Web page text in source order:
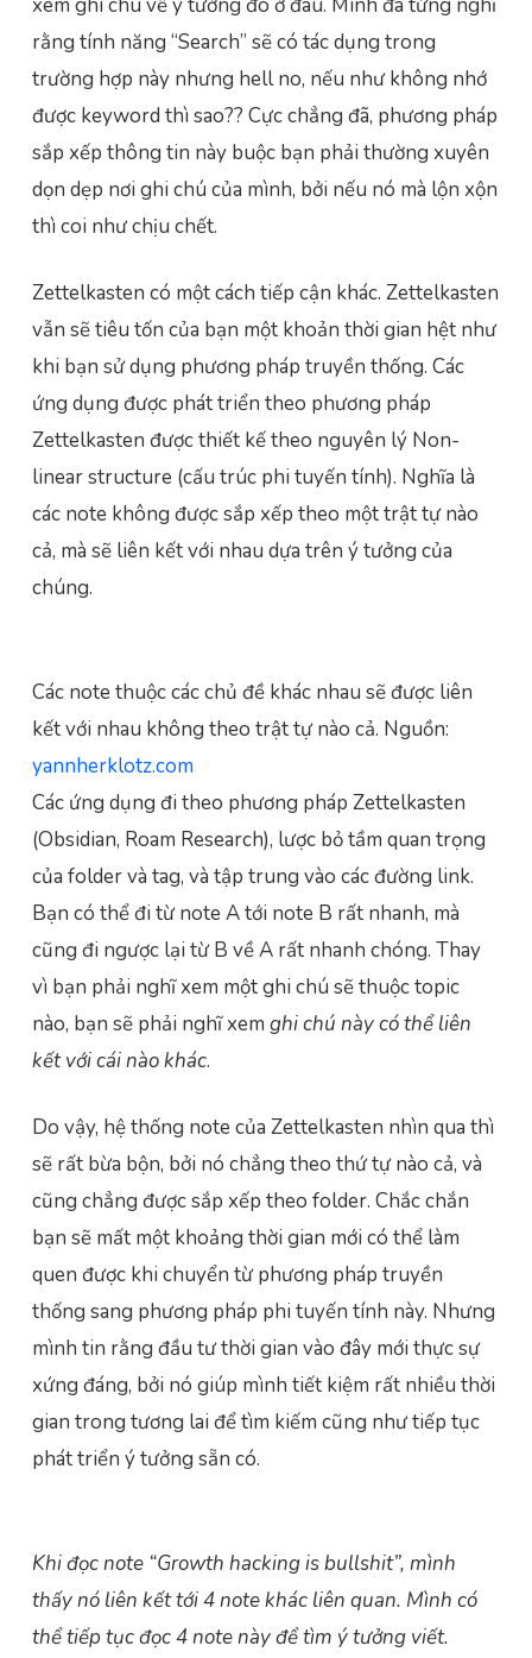
rằng tính năng “Search” sẽ có tác dụng trong
trường hợp này nhưng hell no, nếu như không nhớ
được keyword thì sao?? Cực chẳng đã, phương pháp
sắp xếp thông tin này buộc bạn phải thường xuyên
dọn dẹp nơi ghi chú của mình, bởi nếu nó mà lộn xộn
thì coi như chịu chết.
Zettelkasten có một cách tiếp cận khác. Zettelkasten
vẫn sẽ tiêu tốn của bạn một khoản thời gian hệt như
khi bạn sử dụng phương pháp truyền thống. Các
ứng dụng được phát triển theo phương pháp
Zettelkasten được thiết kế theo nguyên lý Non-
linear structure (cấu trúc phi tuyến tính). Nghĩa là
các note không được sắp xếp theo một trật tự nào
cả, mà sẽ liên kết với nhau dựa trên ý tưởng của
chúng.
Các note thuộc các chủ đề khác nhau sẽ được liên
kết với nhau không theo trật tự nào cả. Nguồn:
yannherklotz.com
Các ứng dụng đi theo phương pháp Zettelkasten
(Obsidian, Roam Research), lược bỏ tầm quan trọng
của folder và tag, và tập trung vào các đường link.
Bạn có thể đi từ note A tới note B rất nhanh, mà
cũng đi ngược lại từ B về A rất nhanh chóng. Thay
vì bạn phải nghĩ xem một ghi chú sẽ thuộc topic
nào, bạn sẽ phải nghĩ xem ghi chú này có thể liên
kết với cái nào khác.
Do vậy, hệ thống note của Zettelkasten nhìn qua thì
sẽ rất bừa bộn, bởi nó chẳng theo thứ tự nào cả, và
cũng chẳng được sắp xếp theo folder. Chắc chắn
bạn sẽ mất một khoảng thời gian mới có thể làm
quen được khi chuyển từ phương pháp truyền
thống sang phương pháp phi tuyến tính này. Nhưng
mình tin rằng đầu tư thời gian vào đây mới thực sự
xứng đáng, bởi nó giúp mình tiết kiệm rất nhiều thời
gian trong tương lai để tìm kiếm cũng như tiếp tục
phát triển ý tưởng sẵn có.
Khi đọc note “Growth hacking is bullshit”, mình
thấy nó liên kết tới 4 note khác liên quan. Mình có
thể tiếp tục đọc 4 note này để tìm ý tưởng viết.